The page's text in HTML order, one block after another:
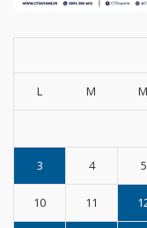
L M M
3 4 5
10 11